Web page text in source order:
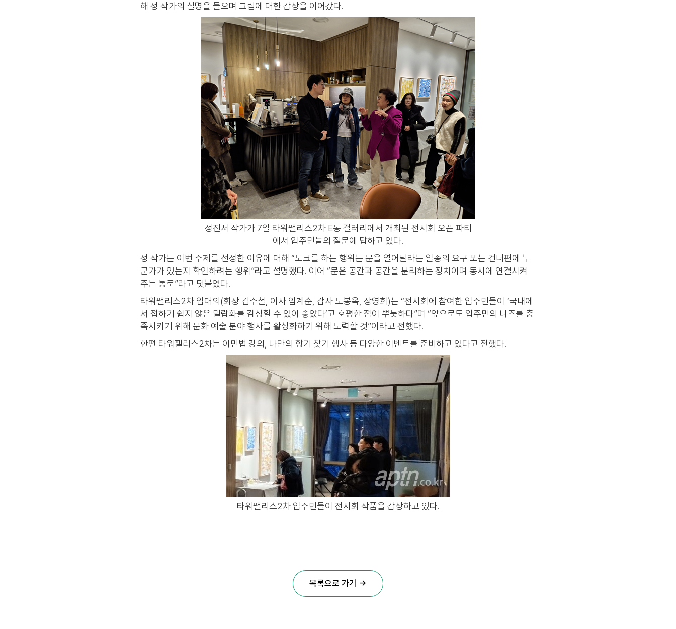
해 정 작가의 설명을 들으며 그림에 대한 감상을 이어갔다.
정진서 작가가 7일 타워팰리스2차 E동 갤러리에서 개최된 전시회 오픈 파티
에서 입주민들의 질문에 답하고 있다.
정 작가는 이번 주제를 선정한 이유에 대해 “노크를 하는 행위는 문을 열어달라는 일종의 요구 또는 건너편에 누
군가가 있는지 확인하려는 행위”라고 설명했다. 이어 “문은 공간과 공간을 분리하는 장치이며 동시에 연결시켜
주는 통로”라고 덧붙였다.
타워팰리스2차 입대의(회장 김수철, 이사 임계순, 감사 노봉옥, 장영희)는 “전시회에 참여한 입주민들이 ‘국내에
서 접하기 쉽지 않은 밀랍화를 감상할 수 있어 좋았다’고 호평한 점이 뿌듯하다”며 “앞으로도 입주민의 니즈를 충
족시키기 위해 문화 예술 분야 행사를 활성화하기 위해 노력할 것”이라고 전했다.
한편 타워팰리스2차는 이민법 강의, 나만의 향기 찾기 행사 등 다양한 이벤트를 준비하고 있다고 전했다.
타워팰리스2차 입주민들이 전시회 작품을 감상하고 있다.
목록으로 가기 →